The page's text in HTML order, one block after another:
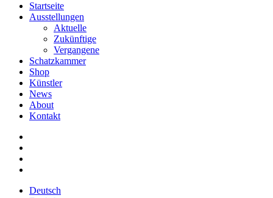
Startseite
Ausstellungen
Aktuelle
Zukünftige
Vergangene
Schatzkammer
Shop
Künstler
News
About
Kontakt
Deutsch